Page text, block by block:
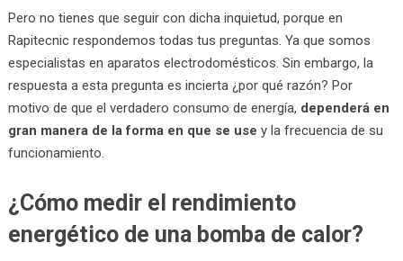
Pero no tienes que seguir con dicha inquietud, porque en
Rapitecnic respondemos todas tus preguntas. Ya que somos
especialistas en aparatos electrodomésticos. Sin embargo, la
respuesta a esta pregunta es incierta ¿por qué razón? Por
motivo de que el verdadero consumo de energía, dependerá en
gran manera de la forma en que se use y la frecuencia de su
funcionamiento.
¿Cómo medir el rendimiento
energético de una bomba de calor?